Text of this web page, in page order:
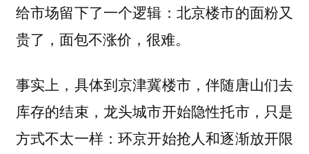
给市场留下了一个逻辑：北京楼市的面粉又
贵了，面包不涨价，很难。
事实上，具体到京津冀楼市，伴随唐山们去
库存的结束，龙头城市开始隐性托市，只是
方式不太一样：环京开始抢人和逐渐放开限